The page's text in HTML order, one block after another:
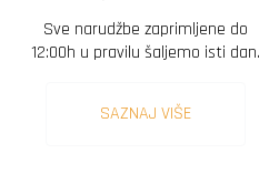
Sve narudžbe zaprimljene do
12:00h u pravilu šaljemo isti dan.
SAZNAJ VIŠE